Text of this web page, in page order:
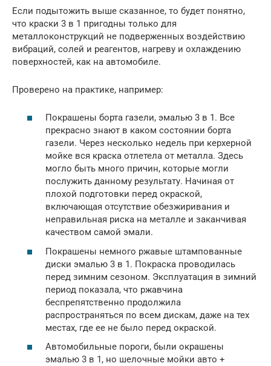
Если подытожить выше сказанное, то будет понятно,
что краски 3 в 1 пригодны только для
металлоконструкций не подверженных воздействию
вибраций, солей и реагентов, нагреву и охлаждению
поверхностей, как на автомобиле.
Проверено на практике, например:
Покрашены борта газели, эмалью 3 в 1. Все
прекрасно знают в каком состоянии борта
газели. Через несколько недель при керхерной
мойке вся краска отлетела от металла. Здесь
могло быть много причин, которые могли
послужить данному результату. Начиная от
плохой подготовки перед окраской,
включающая отсутствие обезжиривания и
неправильная риска на металле и заканчивая
качеством самой эмали.
Покрашены немного ржавые штампованные
диски эмалью 3 в 1. Покраска проводилась
перед зимним сезоном. Эксплуатация в зимний
период показала, что ржавчина
беспрепятственно продолжила
распространяться по всем дискам, даже на тех
местах, где ее не было перед окраской.
Автомобильные пороги, были окрашены
эмалью 3 в 1, но шелочные мойки авто +